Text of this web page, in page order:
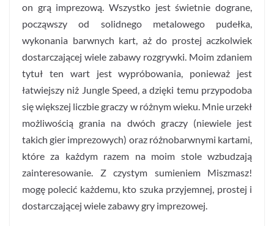
on grą imprezową. Wszystko jest świetnie dograne,
począwszy od solidnego metalowego pudełka,
wykonania barwnych kart, aż do prostej aczkolwiek
dostarczającej wiele zabawy rozgrywki. Moim zdaniem
tytuł ten wart jest wypróbowania, ponieważ jest
łatwiejszy niż Jungle Speed, a dzięki temu przypodoba
się większej liczbie graczy w różnym wieku. Mnie urzekł
możliwością grania na dwóch graczy (niewiele jest
takich gier imprezowych) oraz różnobarwnymi kartami,
które za każdym razem na moim stole wzbudzają
zainteresowanie. Z czystym sumieniem Miszmasz!
mogę polecić każdemu, kto szuka przyjemnej, prostej i
dostarczającej wiele zabawy gry imprezowej.